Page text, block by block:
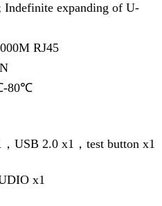
Indefinite expanding of U-
RJ45
80℃
USB 2.0 x1，test button x1
x1